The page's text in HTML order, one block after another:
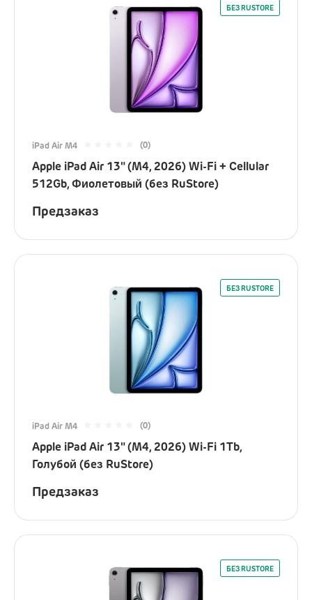
БЕЗ RUSTORE
iPad Air M4 (0)
Apple iPad Air 13" (M4, 2026) Wi-Fi + Cellular
512Gb, Фиолетовый (без RuStore)
Предзаказ
БЕЗ RUSTORE
iPad Air M4 (0)
Apple iPad Air 13" (M4, 2026) Wi-Fi 1Tb,
Голубой (без RuStore)
Предзаказ
БЕЗ RUSTORE